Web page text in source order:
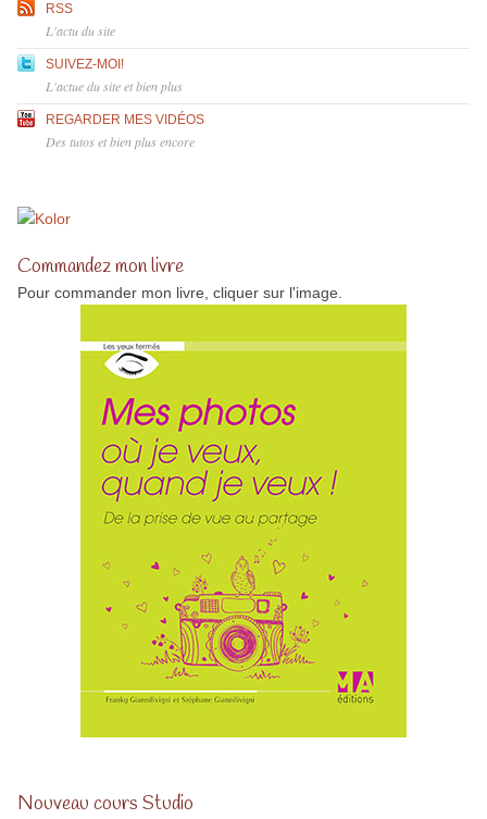
RSS
L'actu du site
SUIVEZ-MOI!
L'actue du site et bien plus
REGARDER MES VIDÉOS
Des tutos et bien plus encore
Commandez mon livre
Pour commander mon livre, cliquer sur l'image.
Nouveau cours Studio